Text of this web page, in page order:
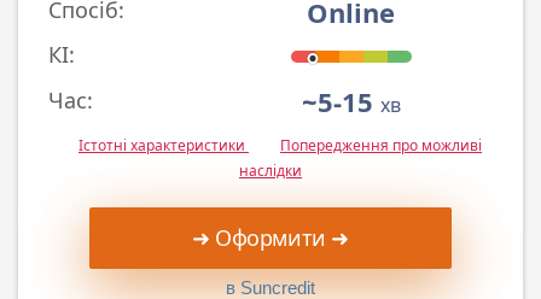
Спосіб: Online
КІ:
Час:
~5-15 хв
Істотні характеристики
Попередження про можливі
наслідки
➜ Оформити ➜
в Suncredit